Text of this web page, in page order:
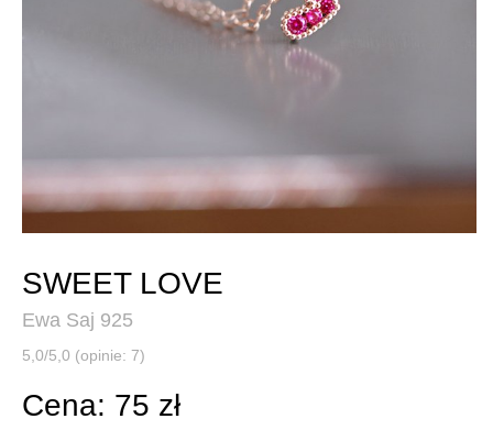
SWEET LOVE
Ewa Saj 925
5,0/5,0 (opinie: 7)
Cena: 75 zł